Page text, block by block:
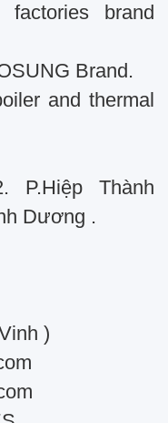
factories brand
Brand.
and thermal
P.Hiệp Thành
Dương .
)